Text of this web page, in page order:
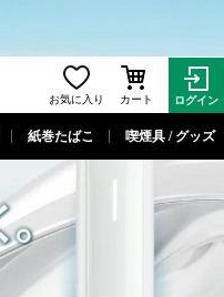
お気に入り カート ログイン
紙巻たばこ 喫煙具 / グッズ